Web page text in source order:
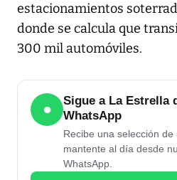
estacionamientos
donde se calcula que
300 mil automóviles.
●
Sigue a La Estrella
WhatsApp
Recibe una selección
mantente al día desde
WhatsApp.